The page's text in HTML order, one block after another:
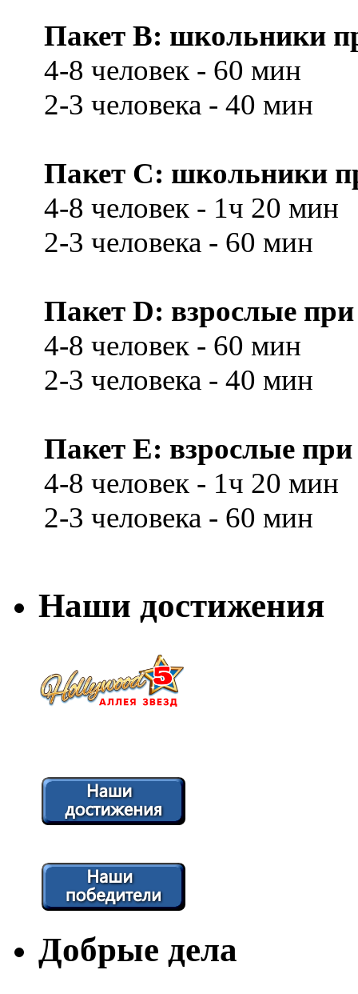
Пакет В: школьники
4-8 человек - 60 мин
2-3 человека - 40 мин
Пакет С: школьники
4-8 человек - 1ч 20 мин
2-3 человека - 60 мин
Пакет D: взрослые
4-8 человек - 60 мин
2-3 человека - 40 мин
Пакет E: взрослые при
4-8 человек - 1ч 20 мин
2-3 человека - 60 мин
Наши достижения
Добрые дела